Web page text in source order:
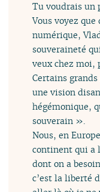
Tu voudrais un
Vous voyez
numérique,
souveraineté
veux chez moi,
Certains
une vision
hégémonique,
souverain ».
Nous, en
continent qui a
dont on a
c’est la liberté